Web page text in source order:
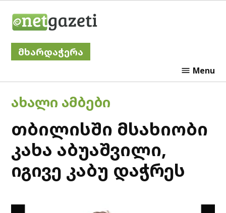
მხარდაჭერა
Menu
POSTED
ᲐᲮᲐᲚᲘ ᲐᲛᲑᲔᲑᲘ
თბილისში მსახიობი
კახა აბუაშვილი,
იგივე კაბუ დაჭრეს